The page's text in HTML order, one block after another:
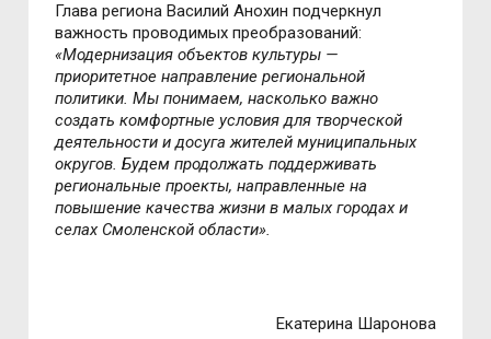
Глава региона Василий Анохин подчеркнул
важность проводимых преобразований:
«Модернизация объектов культуры —
приоритетное направление региональной
политики. Мы понимаем, насколько важно
создать комфортные условия для творческой
деятельности и досуга жителей муниципальных
округов. Будем продолжать поддерживать
региональные проекты, направленные на
повышение качества жизни в малых городах и
селах Смоленской области».
Екатерина Шаронова